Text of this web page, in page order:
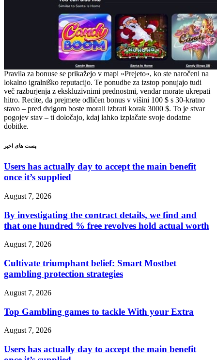
Pravila za bonuse se prikažejo v mapi »Prejeto«, ko ste naročeni na
lokalno igralniško reputacijo. Te ponudbe za izstop ponujajo tudi
več razburjenja z ekskluzivnimi prednostmi, vendar morate ukrepati
hitro. Recite, da prejmete odličen bonus v višini 100 $ s 30-kratno
stavo – pred dvigom boste morali izbrati korak 3000 $. To je stvar
pogojev stav – ti določajo, kdaj lahko izplačate svoje dodatne
dobitke.
پست های اخیر
Users has actually day to accept the main benefit
once it’s supplied
August 7, 2026
By investigating the contract details, we find and
that one hundred % free revolves hold actual worth
August 7, 2026
Cultivate triumphant belief: Smart Mostbet
gambling protection strategies
August 7, 2026
Top Gambling games to tackle With your Extra
August 7, 2026
Users has actually day to accept the main benefit